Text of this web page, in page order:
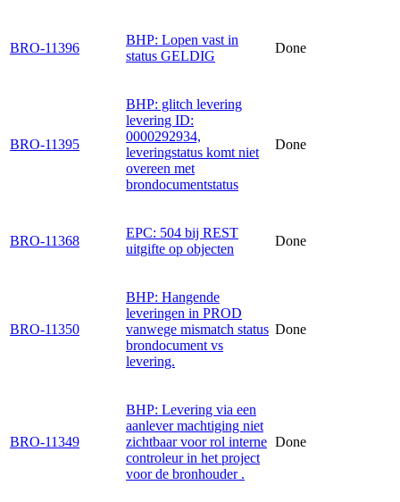
BRO-11396
BHP: Lopen vast in
status GELDIG
Done
BRO-11395
BHP: glitch levering
levering ID:
0000292934,
leveringstatus komt niet
overeen met
brondocumentstatus
Done
BRO-11368
EPC: 504 bij REST
uitgifte op objecten
Done
BRO-11350
BHP: Hangende
leveringen in PROD
vanwege mismatch status
brondocument vs
levering.
Done
BRO-11349
BHP: Levering via een
aanlever machtiging niet
zichtbaar voor rol interne
controleur in het project
voor de bronhouder .
Done